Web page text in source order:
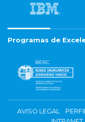
Programas de
AVISO LEGAL